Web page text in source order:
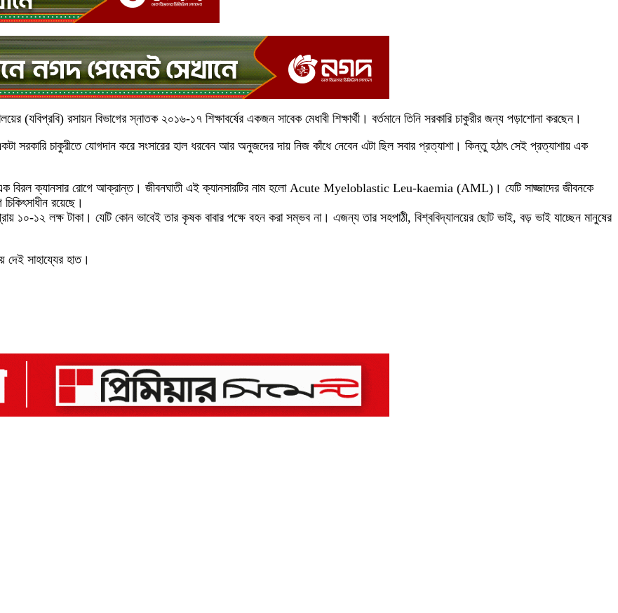
(যবিপ্রবি) রসায়ন বিভাগের স্নাতক ২০১৬-১৭ শিক্ষাবর্ষের একজন সাবেক মেধাবী শিক্ষার্থী। বর্তমানে তিনি সরকারি চাকুরীর জন্য পড়াশোনা করছেন।
সরকারি চাকুরীতে যোগদান করে সংসারের হাল ধরবেন আর অনুজদের দায় নিজ কাঁধে নেবেন এটা ছিল সবার প্রত্যাশা। কিন্তু হঠাৎ সেই প্রত্যাশায় এক
এক বিরল ক্যানসার রোগে আক্রান্ত। জীবনঘাতী এই ক্যানসারটির নাম হলো Acute Myeloblastic Leu-kaemia (AML)। যেটি সাজ্জাদের জীবনকে
রয়েছে।
১০-১২ লক্ষ টাকা। যেটি কোন ভাবেই তার কৃষক বাবার পক্ষে বহন করা সম্ভব না। এজন্য তার সহপাঠী, বিশ্ববিদ্যালয়ের ছোট ভাই, বড় ভাই যাচ্ছেন মানুষের
দেই সাহায্যের হাত।